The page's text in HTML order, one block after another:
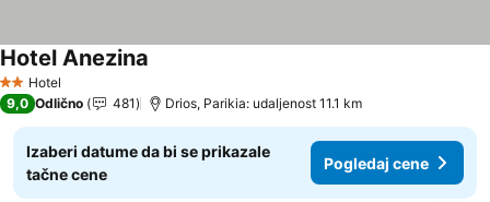
2 Zvezdice
Hotel
Hotel Anezina
9,0 Odlično 481 Drios, Parikia: udaljenost 11.1 km
Izaberi datume da bi se prikazale
tačne cene
Pogledaj cene